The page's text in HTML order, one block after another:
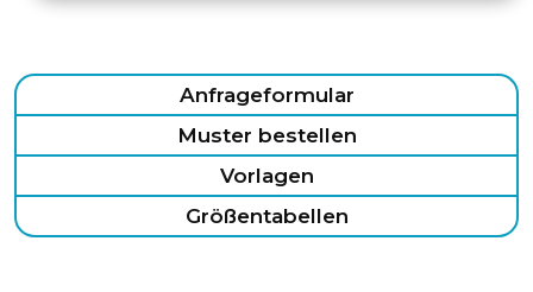
Anfrageformular
Muster bestellen
Vorlagen
Größentabellen